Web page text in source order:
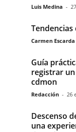
Luis Medina -
Tendencias
Carmen
Guía
registrar
cdmon
Redacción - 26
Descenso
una